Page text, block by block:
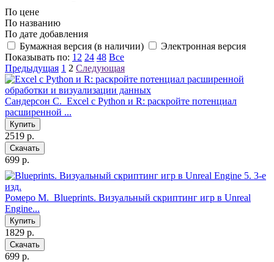
По цене
По названию
По дате добавления
Бумажная версия (в наличии)
Электронная версия
Показывать по: 12 24 48 Все
Предыдущая 1 2 Следующая
Сандерсон С. Excel с Python и R: раскройте потенциал
расширенной ...
Купить
2519 р.
Скачать
699 р.
Ромеро М. Blueprints. Визуальный скриптинг игр в Unreal
Engine...
Купить
1829 р.
Скачать
699 р.